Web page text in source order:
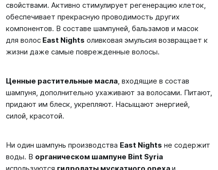
свойствами. Активно стимулирует регенерацию клеток,
обеспечивает прекрасную проводимость других
компонентов. В составе шампуней, бальзамов и масок
для волос East Nights оливковая эмульсия возвращает к
жизни даже самые поврежденные волосы.
Ценные растительные масла, входящие в состав
шампуня, дополнительно ухаживают за волосами. Питают,
придают им блеск, укрепляют. Насыщают энергией,
силой, красотой.
Ни один шампунь производства East Nights не содержит
воды. В органическом шампуне Bint Syria